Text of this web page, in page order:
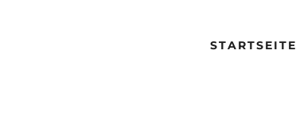
STARTSEITE